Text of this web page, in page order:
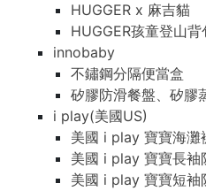
HUGGER x 麻吉貓
HUGGER孩童登山
innobaby
不鏽鋼分隔便當盒
矽膠防滑餐盤、矽膠
i play(美國US)
美國 i play 寶寶海灘
美國 i play 寶寶長袖
美國 i play 寶寶短袖